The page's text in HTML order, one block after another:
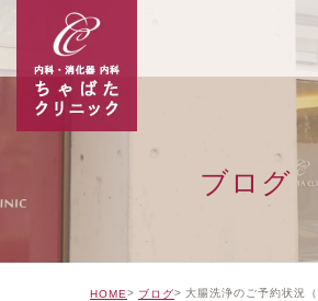
ブログ
HOME ブログ 大腸洗浄のご予約状況